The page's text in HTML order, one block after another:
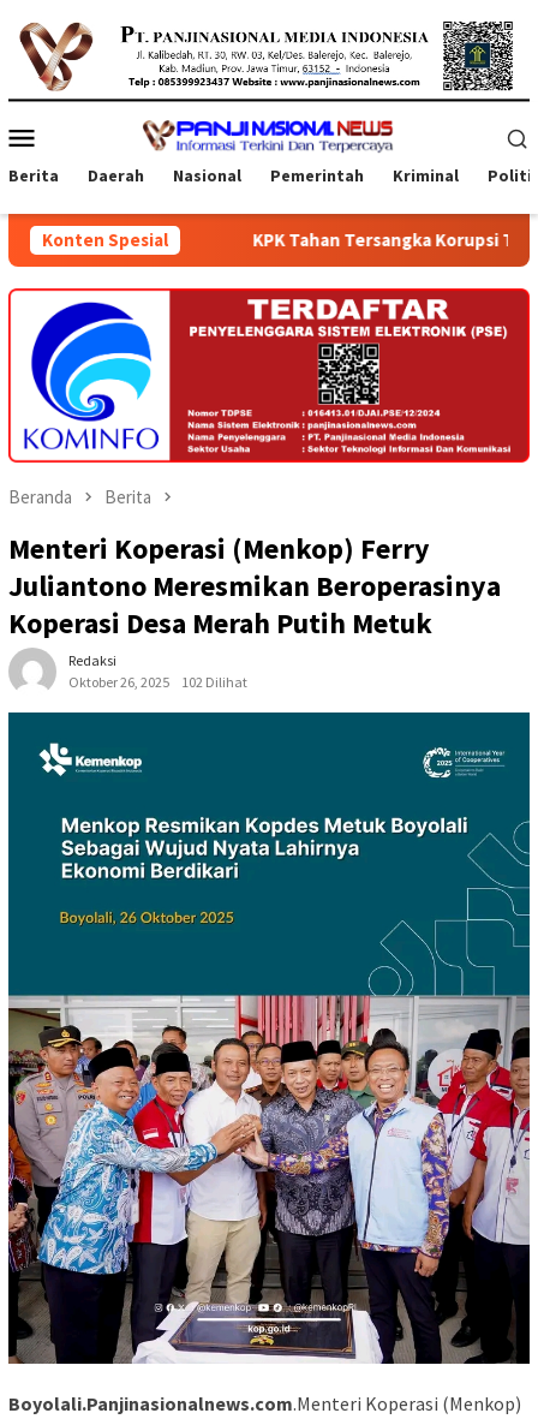
konten
Mobile
Berita Daerah Nasional Pemerintah Kriminal
Konten Spesial
KPK Tahan Tersangka Korupsi Terkait Pengadaan
Beranda Berita
Menteri Koperasi (Menkop) Ferry
Juliantono Meresmikan Beroperasinya
Koperasi Desa Merah Putih Metuk
Redaksi
Oktober 26, 2025
102 Dilihat
Boyolali.Panjinasionalnews.com.Menteri Koperasi (Menkop)